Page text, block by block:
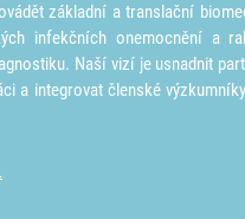
základní a translační
infekčních onemocnění a
Naší vizí je usnadnit
a integrovat členské